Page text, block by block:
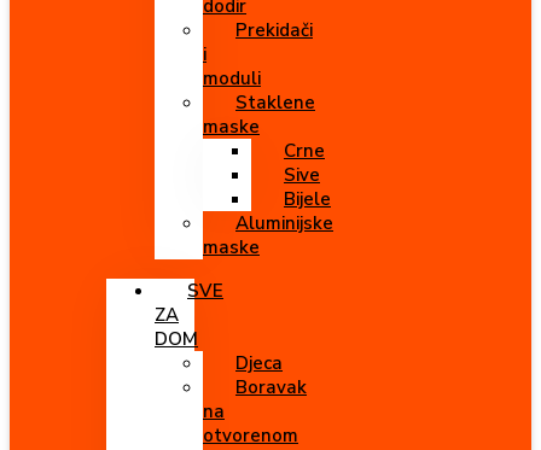
dodir
Prekidači
i
moduli
Staklene
maske
Crne
Sive
Bijele
Aluminijske
maske
SVE
ZA
DOM
Djeca
Boravak
na
otvorenom